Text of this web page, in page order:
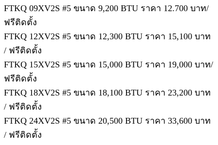
FTKQ 09XV2S #5 ขนาด 9,200 BTU ราคา 12.700 บาท/
ฟรีติดตั้ง
FTKQ 12XV2S #5 ขนาด 12,300 BTU ราคา 15,100 บาท
/ ฟรีติดตั้ง
FTKQ 15XV2S #5 ขนาด 15,000 BTU ราคา 19,000 บาท/
ฟรีติดตั้ง
FTKQ 18XV2S #5 ขนาด 18,100 BTU ราคา 23,200 บาท
/ ฟรีติดตั้ง
FTKQ 24XV2S #5 ขนาด 20,500 BTU ราคา 33,600 บาท
/ ฟรีติดตั้ง